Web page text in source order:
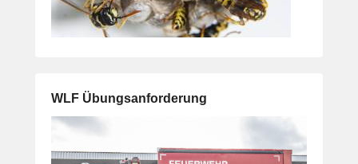
WLF Übungsanforderung